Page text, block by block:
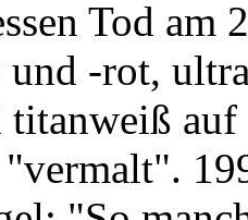
Tod am
und -rot,